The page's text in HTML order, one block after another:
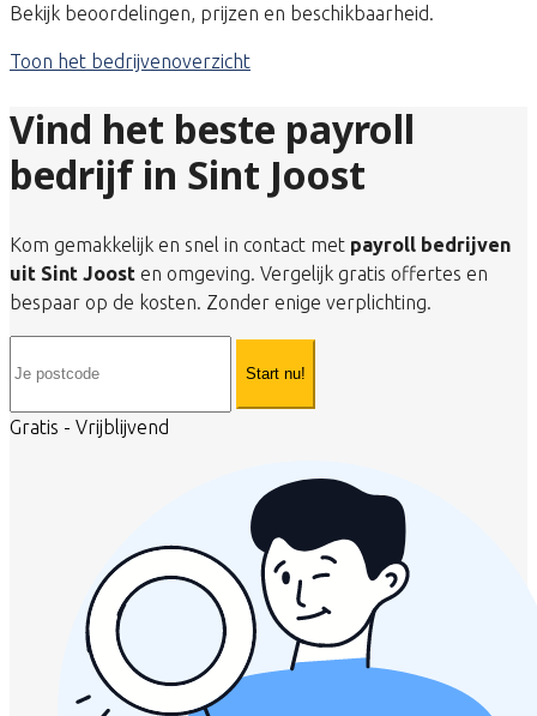
Bekijk beoordelingen, prijzen en beschikbaarheid.
Toon het bedrijvenoverzicht
Vind het beste payroll
bedrijf in Sint Joost
Kom gemakkelijk en snel in contact met payroll bedrijven
uit Sint Joost en omgeving. Vergelijk gratis offertes en
bespaar op de kosten. Zonder enige verplichting.
Start nu!
Gratis - Vrijblijvend